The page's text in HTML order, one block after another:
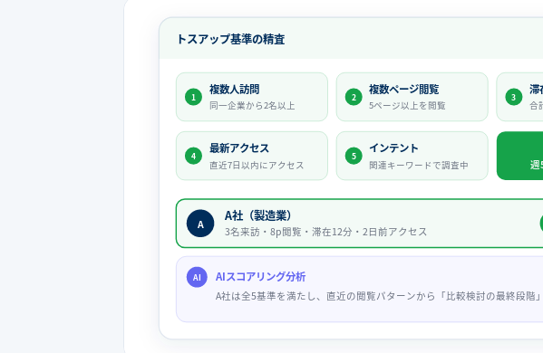
トスアップ基準の精査
1
複数人訪問
同一企業から2名以上
2
複数ページ閲覧
5ページ以上を閲覧
3
滞
合
4
最新アクセス
直近7日以内にアクセス
5
インテント
関連キーワードで調査中 週
A
A社（製造業）
3名来訪・8p閲覧・滞在12分・2日前アクセス
AI AIスコアリング分析
A社は全5基準を満たし、直近の閲覧パターンから「比較検討の最終段階